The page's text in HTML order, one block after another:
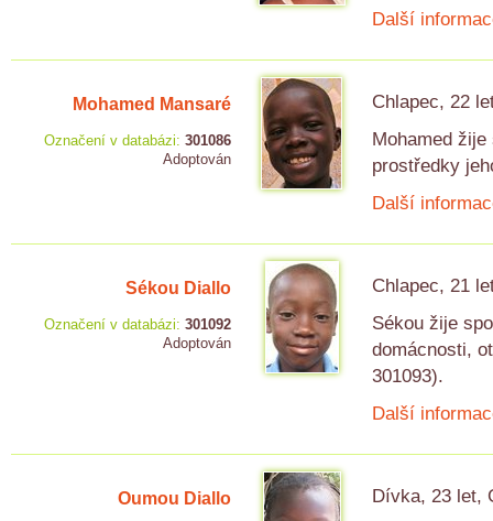
Další
Mohamed Mansaré
Označení v databázi: 301086
Adoptován
Chlapec, 22
Mohamed
prostředky
Další
Sékou Diallo
Označení v databázi: 301092
Adoptován
Chlapec, 21
Sékou žije
domácnosti,
301093).
Další
Oumou Diallo
Dívka, 23 let,